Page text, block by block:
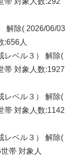
解除( 2026/06/03
:656人
レベル３） 解除(
対象人数:1927
レベル３） 解除(
対象人数:1142
レベル３） 解除(
帯 対象人